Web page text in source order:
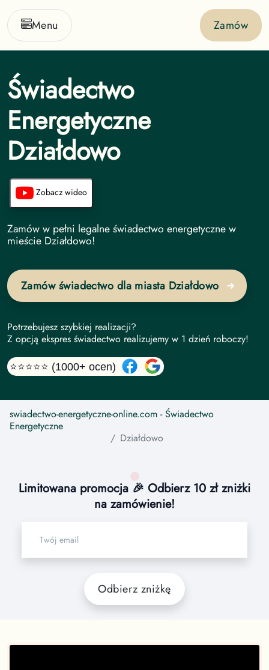
Menu Zamów
Świadectwo
Energetyczne
Działdowo
Zobacz wideo
Świadectwo Energetyczne undefined
Zamów w pełni legalne świadectwo energetyczne w
mieście Działdowo!
Zamów świadectwo dla miasta Działdowo
Potrzebujesz szybkiej realizacji?
Z opcją ekspres świadectwo realizujemy w 1 dzień roboczy!
⭐⭐⭐⭐⭐ (1000+ ocen)
swiadectwo-energetyczne-online.com - Świadectwo
Energetyczne
Działdowo
Limitowana promocja 🎉 Odbierz 10 zł zniżki
na zamówienie!
Odbierz zniżkę